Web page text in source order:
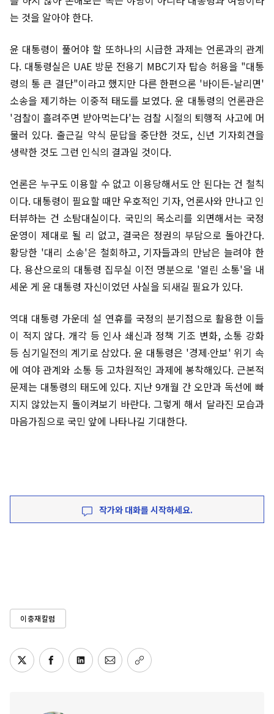
는 것을 알아야 한다.
윤 대통령이 풀어야 할 또하나의 시급한 과제는 언론과의 관계
다. 대통령실은 UAE 방문 전용기 MBC기자 탑승 허용을 "대통
령의 통 큰 결단"이라고 했지만 다른 한편으론 '바이든-날리면'
소송을 제기하는 이중적 태도를 보였다. 윤 대통령의 언론관은
'검찰이 흘려주면 받아먹는다'는 검찰 시절의 퇴행적 사고에 머
물러 있다. 출근길 약식 문답을 중단한 것도, 신년 기자회견을
생략한 것도 그런 인식의 결과일 것이다.
언론은 누구도 이용할 수 없고 이용당해서도 안 된다는 건 철칙
이다. 대통령이 필요할 때만 우호적인 기자, 언론사와 만나고 인
터뷰하는 건 소탐대실이다. 국민의 목소리를 외면해서는 국정
운영이 제대로 될 리 없고, 결국은 정권의 부담으로 돌아간다.
황당한 '대리 소송'은 철회하고, 기자들과의 만남은 늘려야 한
다. 용산으로의 대통령 집무실 이전 명분으로 '열린 소통'을 내
세운 게 윤 대통령 자신이었던 사실을 되새길 필요가 있다.
역대 대통령 가운데 설 연휴를 국정의 분기점으로 활용한 이들
이 적지 않다. 개각 등 인사 쇄신과 정책 기조 변화, 소통 강화
등 심기일전의 계기로 삼았다. 윤 대통령은 '경제∙안보' 위기 속
에 여야 관계와 소통 등 고차원적인 과제에 봉착해있다. 근본적
문제는 대통령의 태도에 있다. 지난 9개월 간 오만과 독선에 빠
지지 않았는지 돌이켜보기 바란다. 그렇게 해서 달라진 모습과
마음가짐으로 국민 앞에 나타나길 기대한다.
작가와 대화를 시작하세요.
이충재칼럼